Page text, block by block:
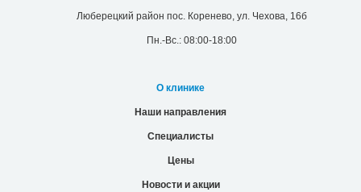
Люберецкий район пос. Коренево, ул. Чехова, 16б
Пн.-Вс.: 08:00-18:00
О клинике
Наши направления
Специалисты
Цены
Новости и акции